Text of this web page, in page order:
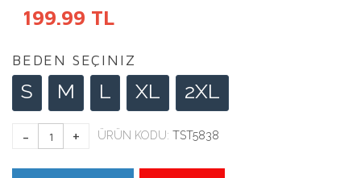
199.99 TL
BEDEN SEÇINIZ
S M L XL 2XL
ÜRÜN KODU: TST5838